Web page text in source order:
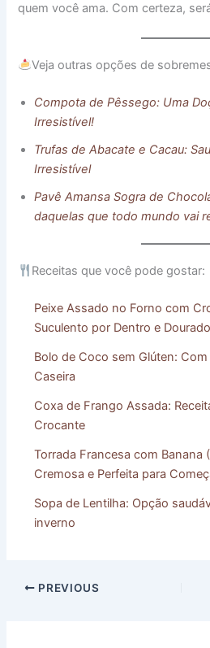
quem você ama. Com certeza,
Veja outras opções de
Compota de Pêssego: Uma
Irresistível!
Trufas de Abacate e Cacau:
Irresistível
Pavê Amansa Sogra de
daquelas que todo mundo vai
Receitas que você pode gostar:
Peixe Assado no Forno com
Suculento por Dentro e
Bolo de Coco sem Glúten:
Caseira
Coxa de Frango Assada:
Crocante
Torrada Francesa com Banana
Cremosa e Perfeita para
Sopa de Lentilha: Opção
inverno
PREVIOUS